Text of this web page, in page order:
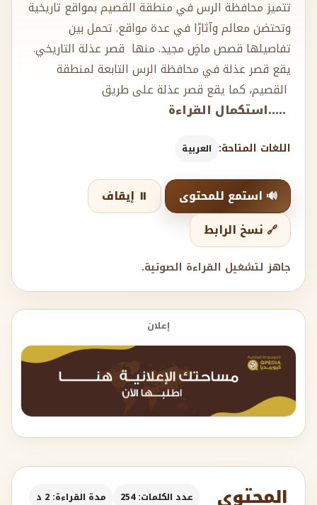
تتميز محافظة الرس في منطقة القصيم بمواقع تاريخية
وتحتضن معالم وآثارًا في عدة مواقع. تحمل بين
تفاصيلها قصص ماضٍ مجيد. منها قصر عذلة التاريخي.
يقع قصر عذلة في محافظة الرس التابعة لمنطقة
القصيم، كما يقع قصر عذلة على طريق
.....استكمال القراءة
اللغات المتاحة: العربية
🔊 استمع للمحتوى
⏸️ إيقاف
🔗 نسخ الرابط
جاهز لتشغيل القراءة الصوتية.
إعلان
المحتوى عدد الكلمات: 254 مدة القراءة: 2 د